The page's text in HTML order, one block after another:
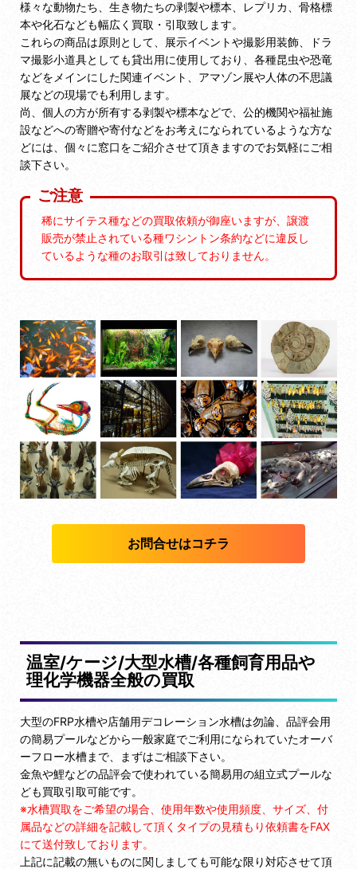
様々な動物たち、生き物たちの剥製や標本、レプリカ、骨格標
本や化石なども幅広く買取・引取致します。
これらの商品は原則として、展示イベントや撮影用装飾、ドラ
マ撮影小道具としても貸出用に使用しており、各種昆虫や恐竜
などをメインにした関連イベント、アマゾン展や人体の不思議
展などの現場でも利用します。
尚、個人の方が所有する剥製や標本などで、公的機関や福祉施
設などへの寄贈や寄付などをお考えになられているような方な
どには、個々に窓口をご紹介させて頂きますのでお気軽にご相
談下さい。
ご注意
稀にサイテス種などの買取依頼が御座いますが、譲渡
販売が禁止されている種ワシントン条約などに違反し
ているような種のお取引は致しておりません。
お問合せはコチラ
温室/ケージ/大型水槽/各種飼育用品や
理化学機器全般の買取
大型のFRP水槽や店舗用デコレーション水槽は勿論、品評会用
の簡易プールなどから一般家庭でご利用になられていたオーバ
ーフロー水槽まで、まずはご相談下さい。
金魚や鯉などの品評会で使われている簡易用の組立式プールな
ども買取引取可能です。
※水槽買取をご希望の場合、使用年数や使用頻度、サイズ、付
属品などの詳細を記載して頂くタイプの見積もり依頼書をFAX
にて送付致しております。
上記に記載の無いものに関しましても可能な限り対応させて頂